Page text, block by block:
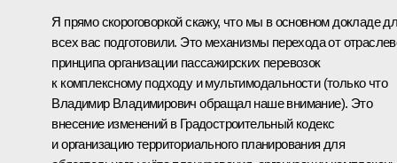
Я прямо скороговоркой скажу, что мы в основном докладе
всех вас подготовили. Это механизмы перехода от
принципа организации пассажирских перевозок
к комплексному подходу и мультимодальности (только что
Владимир Владимирович обращал наше внимание). Это
внесение изменений в Градостроительный кодекс
и организацию территориального планирования для